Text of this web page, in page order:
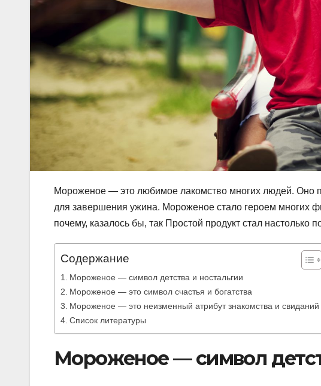
Мороженое — это любимое лакомство многих людей. Оно
для завершения ужина. Мороженое стало героем многих
почему, казалось бы, так Простой продукт стал
Содержание
Мороженое — символ детства и ностальгии
Мороженое — это символ счастья и богатства
Мороженое — это неизменный атрибут знакомства и свиданий
Список литературы
Мороженое — символ